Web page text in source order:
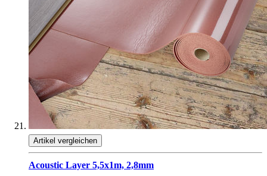
Artikel vergleichen
Acoustic Layer 5,5x1m, 2,8mm